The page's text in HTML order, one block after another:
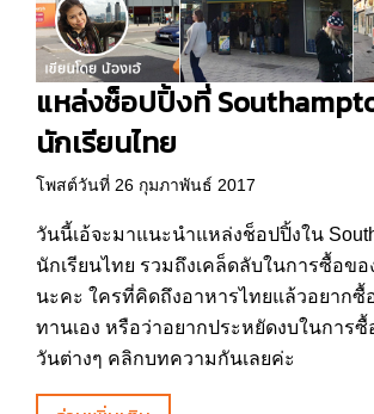
แหล่งช็อปปิ้งที่
นักเรียนไทย
โพสต์วันที่ 26 กุมภาพันธ์ 2017
วันนี้เอ้จะมาแนะนำแหล่งช็อปปิ้งใน
นักเรียนไทย รวมถึงเคล็ดลับในการซื้อขอ
นะคะ ใครที่คิดถึงอาหารไทยแล้วอยากซื้
ทานเอง หรือว่าอยากประหยัดงบในการซื้
วันต่างๆ คลิกบทความกันเลยค่ะ